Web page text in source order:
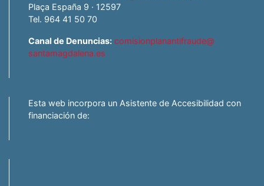
Plaça España 9 · 12597
Tel. 964 41 50 70
Canal de Denuncias: comisionplanantifraude@
santamagdalena.es
Esta web incorpora un Asistente de Accesibilidad con
financiación de: